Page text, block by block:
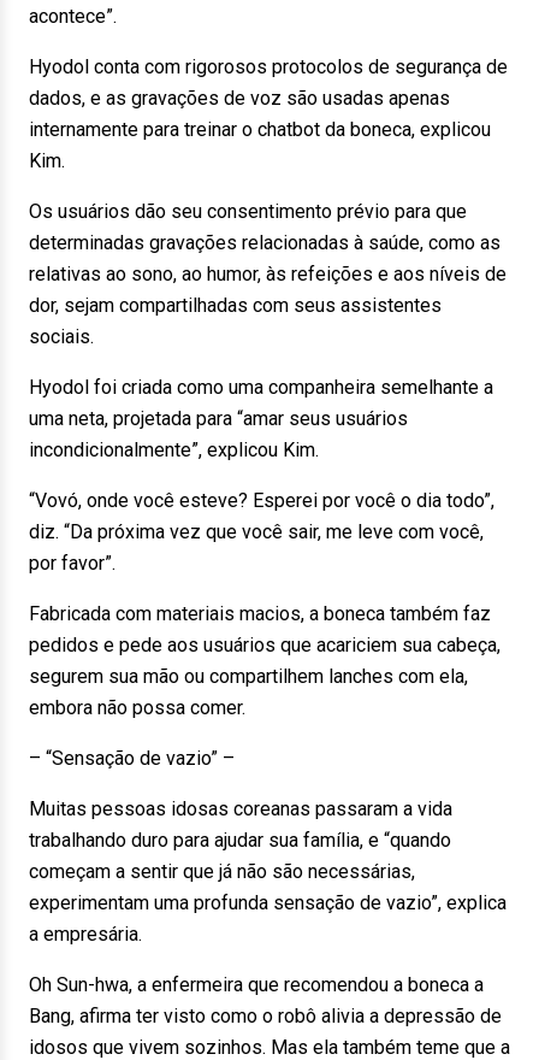
acontece”.
Hyodol conta com rigorosos protocolos de segurança de
dados, e as gravações de voz são usadas apenas
internamente para treinar o chatbot da boneca, explicou
Kim.
Os usuários dão seu consentimento prévio para que
determinadas gravações relacionadas à saúde, como as
relativas ao sono, ao humor, às refeições e aos níveis de
dor, sejam compartilhadas com seus assistentes
sociais.
Hyodol foi criada como uma companheira semelhante a
uma neta, projetada para “amar seus usuários
incondicionalmente”, explicou Kim.
“Vovó, onde você esteve? Esperei por você o dia todo”,
diz. “Da próxima vez que você sair, me leve com você,
por favor”.
Fabricada com materiais macios, a boneca também faz
pedidos e pede aos usuários que acariciem sua cabeça,
segurem sua mão ou compartilhem lanches com ela,
embora não possa comer.
– “Sensação de vazio” –
Muitas pessoas idosas coreanas passaram a vida
trabalhando duro para ajudar sua família, e “quando
começam a sentir que já não são necessárias,
experimentam uma profunda sensação de vazio”, explica
a empresária.
Oh Sun-hwa, a enfermeira que recomendou a boneca a
Bang, afirma ter visto como o robô alivia a depressão de
idosos que vivem sozinhos. Mas ela também teme que a